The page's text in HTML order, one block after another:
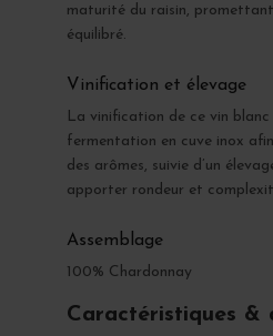
maturité du raisin,
équilibré.
Vinification et élevage
La vinification de ce vin blanc
fermentation en cuve inox
des arômes, suivie d’un
apporter rondeur et
Assemblage
100% Chardonnay
Caractéristiques &